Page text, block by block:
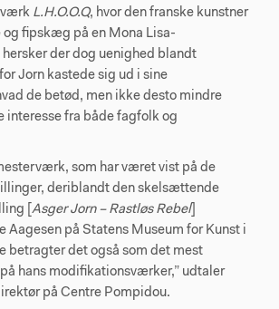
værk L.H.O.O.Q, hvor den franske kunstner
og fipskæg på en Mona Lisa-
der dog uenighed blandt
Jorn kastede sig ud i sine
de betød, men ikke desto mindre
fra både fagfolk og
som har været vist på de
deriblandt den skelsættende
[ Asger Jorn – Rastløs Rebel]
Aagesen på Statens Museum for Kunst i
betragter det også som det mest
hans modifikationsværker,” udtaler
på Centre Pompidou.